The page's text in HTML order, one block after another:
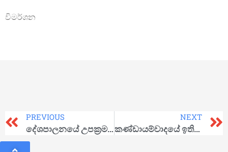
විමර්ශන
PREVIOUS
දේශපාලනයේ උපක්‍රම, උපාය මාර්ග හා මූලධර්ම
NEXT
කණ්ඩායම්වාදයේ ඉතිහාසය